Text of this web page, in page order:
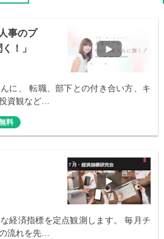
事のプ
！」
に、 転職、部下との付き合い方、キ
資観など…
料
経済指標を定点観測します。 毎月チ
流れを先…